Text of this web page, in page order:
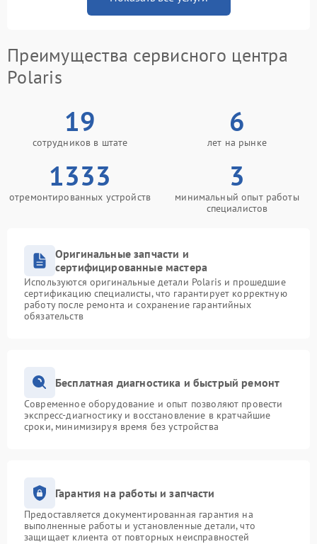
Преимущества сервисного центра
Polaris
19
сотрудников в штате
6
лет на рынке
1333
отремонтированных устройств
3
минимальный опыт работы
специалистов
Оригинальные запчасти и
сертифицированные мастера
Используются оригинальные детали Polaris и прошедшие
сертификацию специалисты, что гарантирует корректную
работу после ремонта и сохранение гарантийных
обязательств
Бесплатная диагностика и быстрый ремонт
Современное оборудование и опыт позволяют провести
экспресс-диагностику и восстановление в кратчайшие
сроки, минимизируя время без устройства
Гарантия на работы и запчасти
Предоставляется документированная гарантия на
выполненные работы и установленные детали, что
защищает клиента от повторных неисправностей